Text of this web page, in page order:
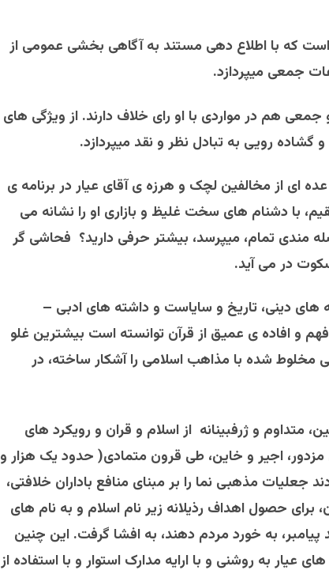
است که با اطلاع دهی مستند به آگاهی بخشی عمومی از
جمعی میپردازد.
جمعی هم در مواردی با او رای خلاف دارند. از ویژگی های
رویی به تبادل نظر و نقد میپردازد.
ای از مخالفین لچک و هرزه ی آقای عیار در برنامه ی
با دشنام های سخت غلیظ و بازاری او را نشانه می
مندی تمام، میپرسد، بیشتر حرفی دارید؟ فحاشی گر
در می آید.
های دینی، تاریخ و سایاست و داشته های ادبی –
و افاده ی عمیق از قرآن توانسته است بیشترین غلو
مخلوط شده با مذاهب اسلامی را آشکار ساخته، در
متداوم و ژرفبینانه از اسلام و قران و رویکرد های
اجیر و خاین، طی قرون متمادی( حدود یک هزار و
جعلیات مذهبی نما را بر مبنای منافع باداران خلافتی،
برای حصول اهداف رذیلانه زیر نام اسلام و به نام های
به خورد مردم دهند، به افشا گرفت. این چنین
عیار به روشنی و با ارایه مدارک استوار و با استفاده از